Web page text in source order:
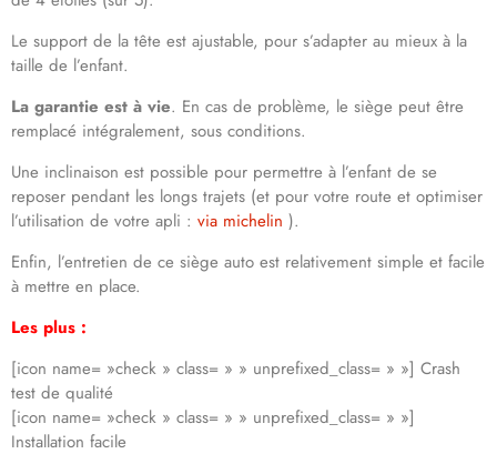
Le support de la tête est ajustable, pour s’adapter au mieux à la
taille de l’enfant.
La garantie est à vie. En cas de problème, le siège peut être
remplacé intégralement, sous conditions.
Une inclinaison est possible pour permettre à l’enfant de se
reposer pendant les longs trajets (et pour votre route et optimiser
l’utilisation de votre apli : via michelin ).
Enfin, l’entretien de ce siège auto est relativement simple et facile
à mettre en place.
Les plus :
[icon name= »check » class= » » unprefixed_class= » »] Crash
test de qualité
[icon name= »check » class= » » unprefixed_class= » »]
Installation facile